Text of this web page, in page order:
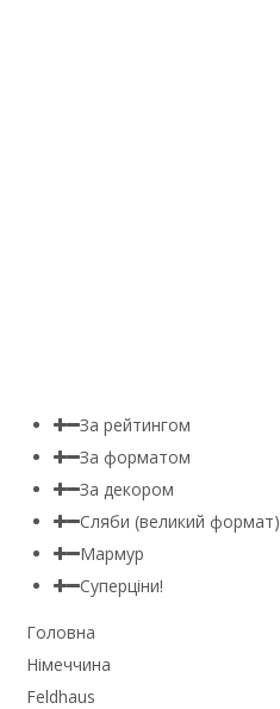
За рейтингом
За форматом
За декором
Сляби (великий формат)
Мармур
Суперціни!
Головна
Німеччина
Feldhaus